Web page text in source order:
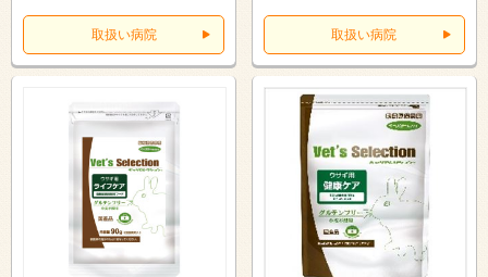
取扱い病院 取扱い病院